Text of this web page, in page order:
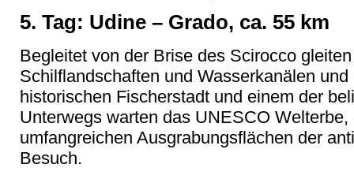
5. Tag: Udine – Grado, ca. 55 km
Begleitet von der Brise des Scirocco
Schilflandschaften und Wasserkanälen
historischen Fischerstadt und einem der
Unterwegs warten das UNESCO
umfangreichen Ausgrabungsflächen der
Besuch.